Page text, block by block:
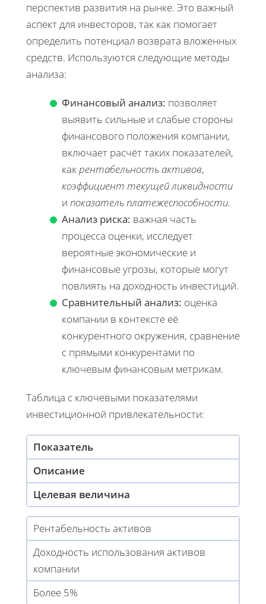
перспектив развития на рынке. Это важный
аспект для инвесторов, так как помогает
определить потенциал возврата вложенных
средств. Используются следующие методы
анализа:
Финансовый анализ: позволяет
выявить сильные и слабые стороны
финансового положения компании,
включает расчёт таких показателей,
какрентабельность активов,
коэффициент текущей ликвидности
и показатель платежеспособности.
Анализ риска: важная часть
процесса оценки, исследует
вероятные экономические и
финансовые угрозы, которые могут
повлиять на доходность инвестиций.
Сравнительный анализ: оценка
компании в контексте её
конкурентного окружения, сравнение
с прямыми конкурентами по
ключевым финансовым метрикам.
Таблица с ключевыми показателями
инвестиционной привлекательности:
Показатель
Описание
Целевая величина
Рентабельность активов
Доходность использования активов
компании
Более 5%